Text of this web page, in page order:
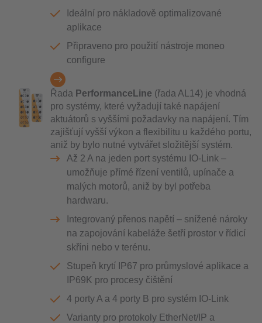
Ideální pro nákladově optimalizované
aplikace
Připraveno pro použití nástroje moneo
configure
Řada PerformanceLine (řada AL14) je vhodná
pro systémy, které vyžadují také napájení
aktuátorů s vyššími požadavky na napájení. Tím
zajišťují vyšší výkon a flexibilitu u každého portu,
aniž by bylo nutné vytvářet složitější systém.
Až 2 A na jeden port systému IO-Link –
umožňuje přímé řízení ventilů, upínače a
malých motorů, aniž by byl potřeba
hardwaru.
Integrovaný přenos napětí – snížené nároky
na zapojování kabeláže šetří prostor v řídicí
skříni nebo v terénu.
Stupeň krytí IP67 pro průmyslové aplikace a
IP69K pro procesy čištění
4 porty A a 4 porty B pro systém IO-Link
Varianty pro protokoly EtherNet/IP a